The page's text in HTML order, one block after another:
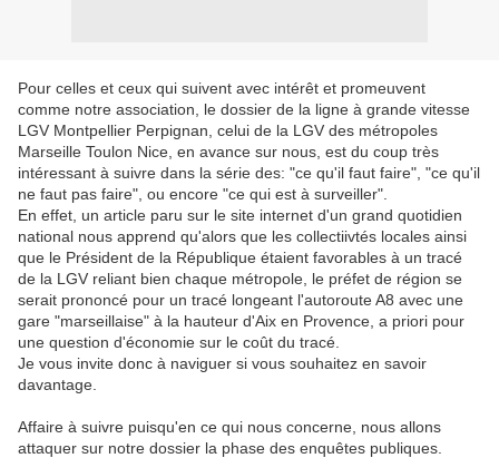
Pour celles et ceux qui suivent avec intérêt et promeuvent
comme notre association, le dossier de la ligne à grande vitesse
LGV Montpellier Perpignan, celui de la LGV des métropoles
Marseille Toulon Nice, en avance sur nous, est du coup très
intéressant à suivre dans la série des: "ce qu'il faut faire", "ce qu'il
ne faut pas faire", ou encore "ce qui est à surveiller".
En effet, un article paru sur le site internet d'un grand quotidien
national nous apprend qu'alors que les collectiivtés locales ainsi
que le Président de la République étaient favorables à un tracé
de la LGV reliant bien chaque métropole, le préfet de région se
serait prononcé pour un tracé longeant l'autoroute A8 avec une
gare "marseillaise" à la hauteur d'Aix en Provence, a priori pour
une question d'économie sur le coût du tracé.
Je vous invite donc à naviguer si vous souhaitez en savoir
davantage.
Affaire à suivre puisqu'en ce qui nous concerne, nous allons
attaquer sur notre dossier la phase des enquêtes publiques.